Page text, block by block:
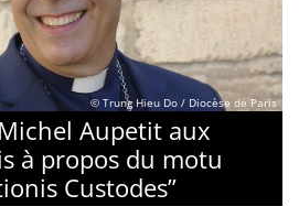
© Trung Hieu Do / Diocèse de Paris
Aupetit aux
à propos du motu
Custodes”